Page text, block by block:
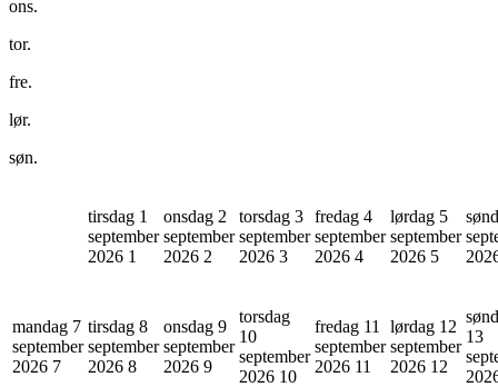
ons.
tor.
fre.
lør.
søn.
tirsdag 1
september
2026 1
onsdag 2
september
2026 2
torsdag 3
september
2026 3
fredag 4
september
2026 4
lørdag 5
september
2026 5
mandag 7
september
2026 7
tirsdag 8
september
2026 8
onsdag 9
september
2026 9
torsdag
10
september
2026 10
fredag 11
september
2026 11
lørdag 12
september
2026 12
13